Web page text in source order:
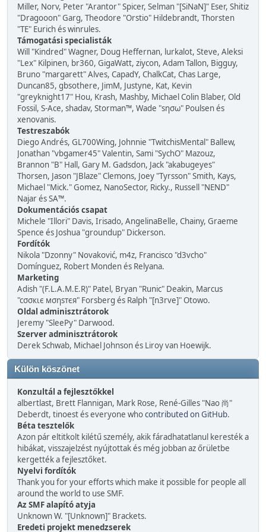
Miller, Norv, Peter "Arantor" Spicer, Selman "[SiNaN]" Eser, Shitiz
"Dragooon" Garg, Theodore "Orstio" Hildebrandt, Thorsten
"TE" Eurich és winrules.
Támogatási specialisták
Will "Kindred" Wagner, Doug Heffernan, lurkalot, Steve, Aleksi
"Lex" Kilpinen, br360, GigaWatt, ziycon, Adam Tallon, Bigguy,
Bruno "margarett" Alves, CapadY, ChalkCat, Chas Large,
Duncan85, gbsothere, JimM, Justyne, Kat, Kevin
"greyknight17" Hou, Krash, Mashby, Michael Colin Blaber, Old
Fossil, S-Ace, shadav, Storman™, Wade "sησω" Poulsen és
xenovanis.
Testreszabók
Diego Andrés, GL700Wing, Johnnie "TwitchisMental" Ballew,
Jonathan "vbgamer45" Valentin, Sami "SychO" Mazouz,
Brannon "B" Hall, Gary M. Gadsdon, Jack "akabugeyes"
Thorsen, Jason "JBlaze" Clemons, Joey "Tyrsson" Smith, Kays,
Michael "Mick." Gomez, NanoSector, Ricky., Russell "NEND"
Najar és SA™.
Dokumentációs csapat
Michele "Illori" Davis, Irisado, AngelinaBelle, Chainy, Graeme
Spence és Joshua "groundup" Dickerson.
Fordítók
Nikola "Dzonny" Novaković, m4z, Francisco "d3vcho"
Domínguez, Robert Monden és Relyana.
Marketing
Adish "(F.L.A.M.E.R)" Patel, Bryan "Runic" Deakin, Marcus
"cσσкιє мσηѕтєя" Forsberg és Ralph "[n3rve]" Otowo.
Oldal adminisztrátorok
Jeremy "SleePy" Darwood.
Szerver adminisztrátorok
Derek Schwab, Michael Johnson és Liroy van Hoewijk.
Külön köszönet
Konzultál a fejlesztőkkel
albertlast, Brett Flannigan, Mark Rose, René-Gilles "Nao 尚"
Deberdt, tinoest és everyone whocontributed on GitHub.
Béta tesztelők
Azon pár eltitkolt kilétű személy, akik fáradhatatlanul keresték a
hibákat, visszajelzést nyújtottak és még jobban az őrületbe
kergették a fejlesztőket.
Nyelvi fordítók
Thank you for your efforts which make it possible for people all
around the world to use SMF.
Az SMF alapító atyja
Unknown W. "[Unknown]" Brackets.
Eredeti projekt menedzserek